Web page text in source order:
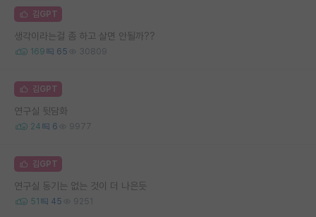
김GPT
생각이라는걸 좀 하고 살면 안될까??
169 65 30809
김GPT
연구실 뒷담화
24 6 9977
김GPT
연구실 동기는 없는 것이 더 나은듯
51 45 9251